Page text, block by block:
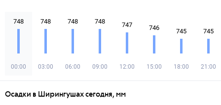
748
00:00
748
03:00
748
06:00
748
09:00
747
12:00
746
15:00
745
18:00
745
21:00
Осадки в Ширингушах сегодня, мм